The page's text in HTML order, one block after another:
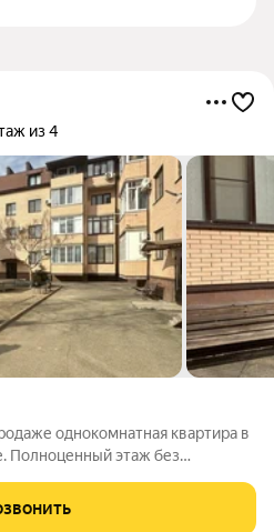
из 4
однокомнатная квартира в
Полноценный этаж без
под гардероб в прихожей).